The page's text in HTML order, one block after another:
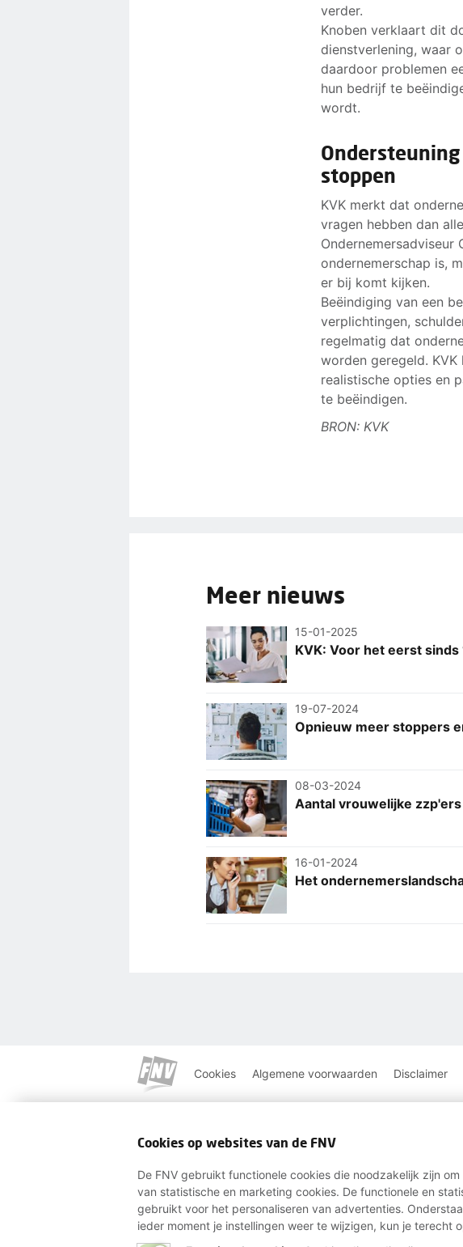
verder.
Knoben verklaart dit
dienstverlening, waar
daardoor problemen
hun bedrijf te
wordt.
stoppen
KVK merkt dat
vragen hebben dan
ondernemerschap is,
er bij komt kijken.
Beëindiging van een
verplichtingen,
regelmatig dat
worden geregeld.
realistische opties en
te beëindigen.
BRON: KVK
Meer nieuws
15-01-2025
KVK: Voor het eerst
19-07-2024
Opnieuw meer stoppers
08-03-2024
Aantal vrouwelijke
16-01-2024
Het
Cookies Algemene voorwaarden Disclaimer
Cookies op websites van de FNV
De FNV gebruikt functionele cookies die noodzakelijk zijn
van statistische en marketing cookies. De functionele en
gebruikt voor het personaliseren van advertenties.
ieder moment je instellingen weer te wijzigen, kun je terecht